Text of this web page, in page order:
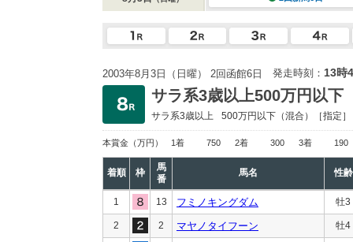
2003年8月3日（日曜） 2回函館6日 発走時刻： 13時
サラ系3歳以上500万円以下
サラ系3歳以上 500万円以下 （混合）［指定］
本賞金 （万円） 1着 750 2着 300 3着 190
着順 枠
馬
番
馬名 性齢
1 13 フミノキングダム 牡3
2 2 マヤノタイフーン 牡4